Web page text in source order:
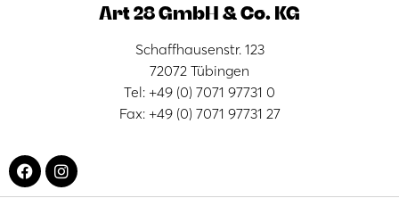
Art 28 GmbH & Co. KG
Schaffhausenstr. 123
72072 Tübingen
Tel: +49 (0) 7071 97731 0
Fax: +49 (0) 7071 97731 27